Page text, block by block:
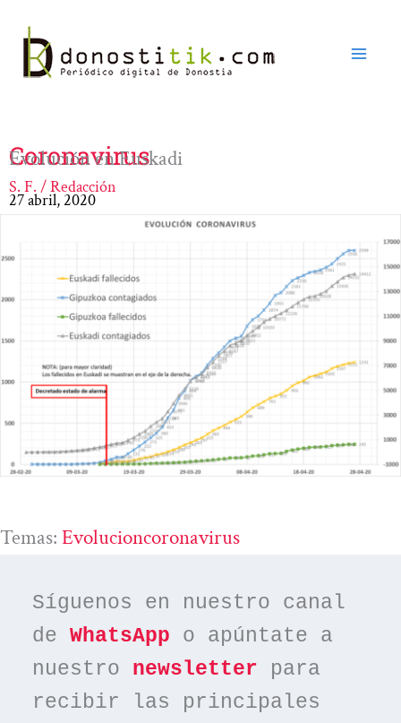
contenido
Coronavirus
Evolución en Euskadi
S. F. / Redacción
27 abril, 2020
Temas: Evolucioncoronavirus
Síguenos en nuestro canal
de WhatsApp o apúntate a
nuestro newsletter para
recibir las principales